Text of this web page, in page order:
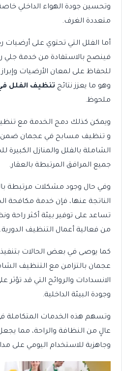
وتحسين جودة الهواء الداخلي
متعددة الغرف.
أما الفلل التي تحتوي على أرضيات
فينصح بالاستفادة من خدمة جلي
للحفاظ على لمعان الأرضيات
وهو ما يعزز نتائج تنظيف الفلل
ملحوظ.
ويمكن كذلك دمج الخدمة مع
و تنظيف مسابح في عجمان ضمن
الشاملة بالفلل والمنازل الكبيرة
جميع المرافق المرتبطة بالعقار.
وفي حال وجود مشكلات مرتبطة
الناتجة عنها، فإن خدمة مكافحة
تساعد على توفير بيئة أكثر راحة
من فعالية أعمال التنظيف الدورية.
كما يوصى في بعض الحالات بتنفيذ
عجمان بالتزامن مع التنظيف
الانسدادات والروائح التي قد تؤثر
وجودة البيئة الداخلية.
وتسهم هذه الخدمات المتكاملة
عالٍ من النظافة والراحة، مما
وجاهزية للاستخدام اليومي على